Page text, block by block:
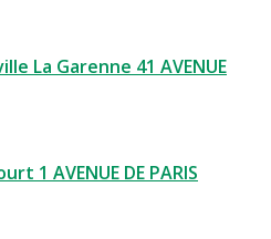
La Garenne 41 AVENUE
1 AVENUE DE PARIS